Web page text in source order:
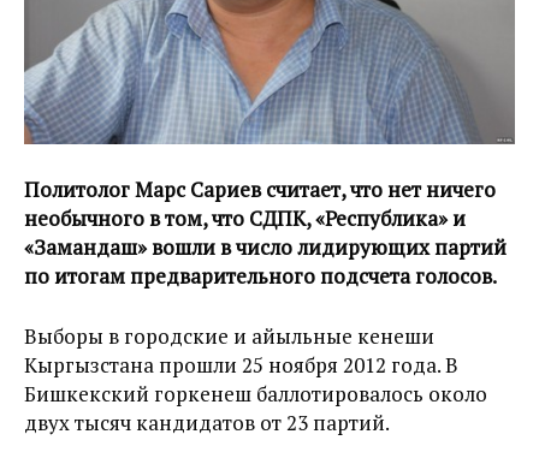
Политолог Марс Сариев считает, что нет ничего
необычного в том, что СДПК, «Республика» и
«Замандаш» вошли в число лидирующих партий
по итогам предварительного подсчета голосов.
Выборы в городские и айыльные кенеши
Кыргызстана прошли 25 ноября 2012 года. В
Бишкекский горкенеш баллотировалось около
двух тысяч кандидатов от 23 партий.